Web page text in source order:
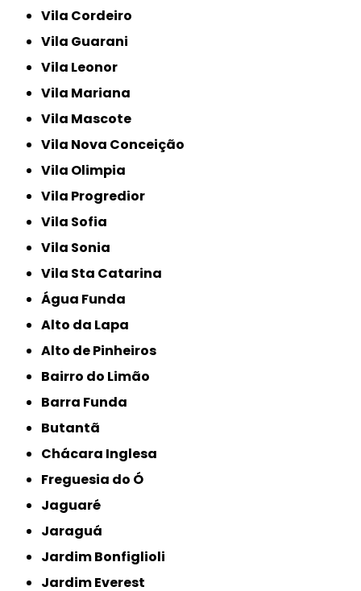
Vila Cordeiro
Vila Guarani
Vila Leonor
Vila Mariana
Vila Mascote
Vila Nova Conceição
Vila Olimpia
Vila Progredior
Vila Sofia
Vila Sonia
Vila Sta Catarina
Água Funda
Alto da Lapa
Alto de Pinheiros
Bairro do Limão
Barra Funda
Butantã
Chácara Inglesa
Freguesia do Ó
Jaguaré
Jaraguá
Jardim Bonfiglioli
Jardim Everest